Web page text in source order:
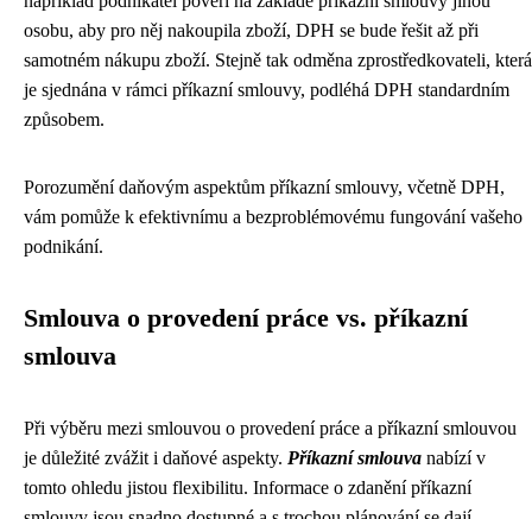
osobu, aby pro něj nakoupila zboží, DPH se bude řešit až při
samotném nákupu zboží. Stejně tak odměna zprostředkovateli, která
je sjednána v rámci příkazní smlouvy, podléhá DPH standardním
způsobem.
Porozumění daňovým aspektům příkazní smlouvy, včetně DPH,
vám pomůže k efektivnímu a bezproblémovému fungování vašeho
podnikání.
Smlouva o provedení práce vs. příkazní
smlouva
Při výběru mezi smlouvou o provedení práce a příkazní smlouvou
je důležité zvážit i daňové aspekty. Příkazní smlouva nabízí v
tomto ohledu jistou flexibilitu. Informace o zdanění příkazní